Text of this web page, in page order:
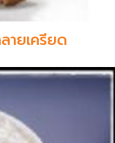
ายเครียด